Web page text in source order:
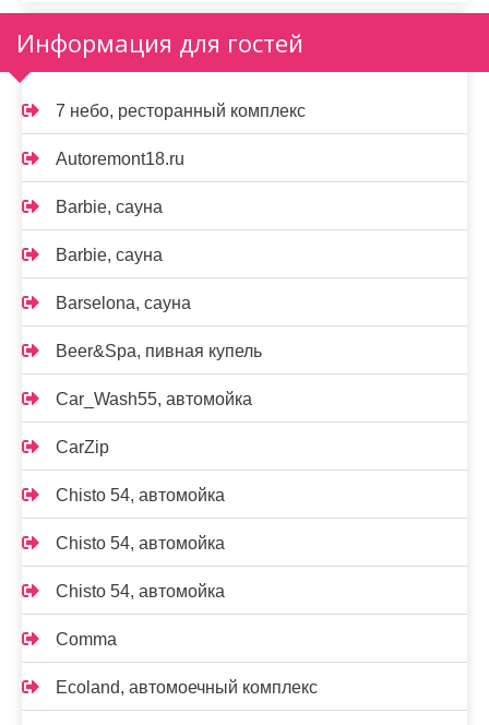
Информация для гостей
7 небо, ресторанный комплекс
Autoremont18.ru
Barbie, сауна
Barbie, сауна
Barselona, сауна
Beer&Spa, пивная купель
Car_Wash55, автомойка
CarZip
Chisto 54, автомойка
Chisto 54, автомойка
Chisto 54, автомойка
Comma
Ecoland, автомоечный комплекс